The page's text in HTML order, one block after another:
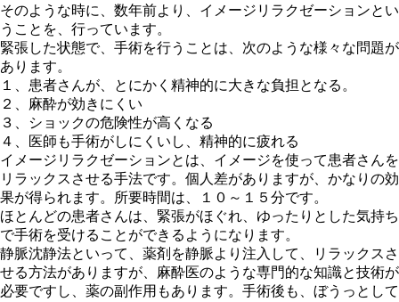
そのような時に、数年前より、イメージリラクゼーションとい
うことを、行っています。
緊張した状態で、手術を行うことは、次のような様々な問題が
あります。
１、患者さんが、とにかく精神的に大きな負担となる。
２、麻酔が効きにくい
３、ショックの危険性が高くなる
４、医師も手術がしにくいし、精神的に疲れる
イメージリラクゼーションとは、イメージを使って患者さんを
リラックスさせる手法です。個人差がありますが、かなりの効
果が得られます。所要時間は、１０～１５分です。
ほとんどの患者さんは、緊張がほぐれ、ゆったりとした気持ち
で手術を受けることができるようになります。
静脈沈静法といって、薬剤を静脈より注入して、リラックスさ
せる方法がありますが、麻酔医のような専門的な知識と技術が
必要ですし、薬の副作用もあります。手術後も、ぼうっとして